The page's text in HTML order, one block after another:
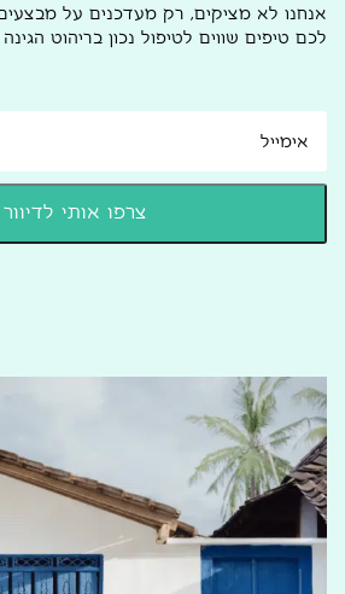
אנחנו לא מציקים, רק מעדכנים על
לכם טיפים שווים לטיפול נכון בריהוט הגינה